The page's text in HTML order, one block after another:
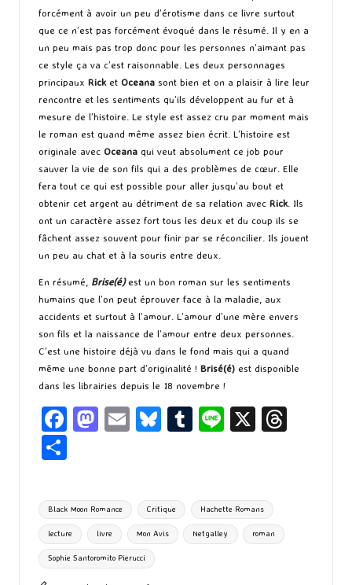
forcément à avoir un peu d’érotisme dans ce livre surtout
que ce n’est pas forcément évoqué dans le résumé. Il y en a
un peu mais pas trop donc pour les personnes n’aimant pas
ce style ça va c’est raisonnable. Les deux personnages
principaux Ricket Oceana sont bien et on a plaisir à lire leur
rencontre et les sentiments qu’ils développent au fur et à
mesure de l’histoire. Le style est assez cru par moment mais
le roman est quand même assez bien écrit. L’histoire est
originale avec Oceana qui veut absolument ce job pour
sauver la vie de son fils qui a des problèmes de cœur. Elle
fera tout ce qui est possible pour aller jusqu’au bout et
obtenir cet argent au détriment de sa relation avec Rick. Ils
ont un caractère assez fort tous les deux et du coup ils se
fâchent assez souvent pour finir par se réconcilier. Ils jouent
un peu au chat et à la souris entre deux.
En résumé, Brise(é)est un bon roman sur les sentiments
humains que l’on peut éprouver face à la maladie, aux
accidents et surtout à l’amour. L’amour d’une mère envers
son fils et la naissance de l’amour entre deux personnes.
C’est une histoire déjà vu dans le fond mais qui a quand
même une bonne part d’originalité ! Brisé(é) est disponible
dans les librairies depuis le 18 novembre !
Fa
o
o
k
M
d
o
n
E
Bl
ky
T
bl
r
Li X
ta
g
er
Tags:
Black Moon Romance Critique Hachette Romans
lecture livre Mon Avis Netgalley roman
Sophie Santoromito Pierucci